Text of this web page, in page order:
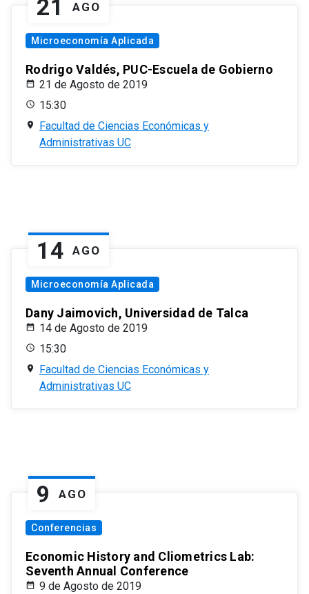
21 AGO
Microeconomía Aplicada
Rodrigo Valdés, PUC-Escuela de Gobierno
21 de Agosto de 2019
15:30
Facultad de Ciencias Económicas y
Administrativas UC
14 AGO
Microeconomía Aplicada
Dany Jaimovich, Universidad de Talca
14 de Agosto de 2019
15:30
Facultad de Ciencias Económicas y
Administrativas UC
9 AGO
Conferencias
Economic History and Cliometrics Lab:
Seventh Annual Conference
9 de Agosto de 2019